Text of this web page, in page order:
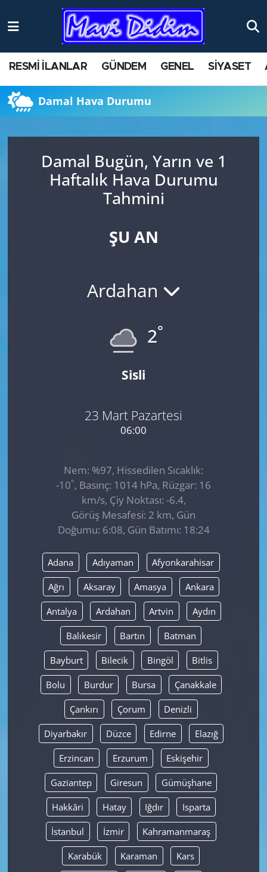
RESMİ İLANLAR GÜNDEM GENEL SİYASET
Damal Hava Durumu
Damal Bugün, Yarın ve 1
Haftalık Hava Durumu
Tahmini
ŞU AN
Ardahan
2°
Sisli
23 Mart Pazartesi
06:00
Nem: %97, Hissedilen Sıcaklık:
-10°, Basınç: 1014 hPa, Rüzgar: 16
km/s, Çiy Noktası: -6.4,
Görüş Mesafesi: 2 km, Gün
Doğumu: 6:08, Gün Batımı: 18:24
Adana Adıyaman Afyonkarahisar
Ağrı Aksaray Amasya Ankara
Antalya Ardahan Artvin Aydın
Balıkesir Bartın Batman
Bayburt Bilecik Bingöl Bitlis
Bolu Burdur Bursa Çanakkale
Çankırı Çorum Denizli
Diyarbakır Düzce Edirne Elazığ
Erzincan Erzurum Eskişehir
Gaziantep Giresun Gümüşhane
Hakkâri Hatay Iğdır Isparta
İstanbul İzmir Kahramanmaraş
Karabük Karaman Kars
ANTİK YERLER
AYDIN
BİLİM VE TEKNOLOJİ
ÇEVRE
KÜLTÜR SANAT
SAĞLIK
SPOR
Yerel
Nöbetçi Eczaneler
Namaz Vakitleri
Trafik Durumu
Süper Lig Puan Durumu ve Fikstür
Tüm Manşetler